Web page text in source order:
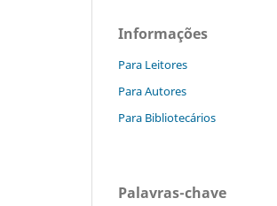
Informações
Para Leitores
Para Autores
Para Bibliotecários
Palavras-chave